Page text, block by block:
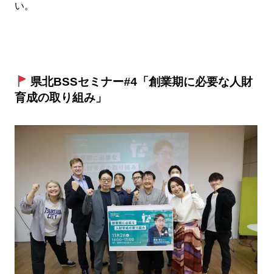
い。
県北BSSセミナー#4「創業期に必要な人財
育成の取り組み」